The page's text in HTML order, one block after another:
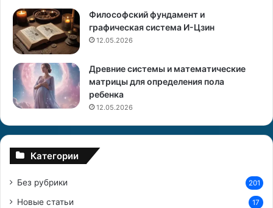
н
а
п
о
з
и
и
я
Философский фундамент и
графическая система И-Цзин
12.05.2026
Древние системы и математические
матрицы для определения пола
ребенка
12.05.2026
Категории
Без рубрики 201
Новые статьи 17